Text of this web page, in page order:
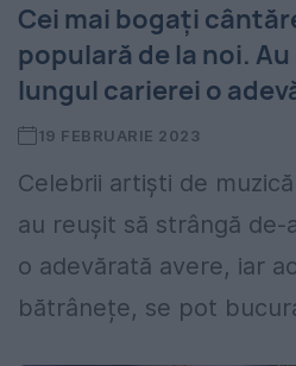
Cei mai bogați
populară de la noi.
lungul carierei o
19 FEBRUARIE 2023
Celebrii artiști de
au reușit să strângă
o adevărată avere, iar
bătrânețe, se pot